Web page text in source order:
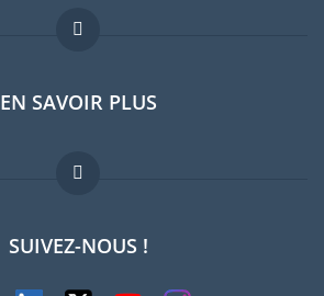
Forum expatriés
Guides pays
Offres d'emploi
EN SAVOIR PLUS
FAQ
Experts
SUIVEZ-NOUS !